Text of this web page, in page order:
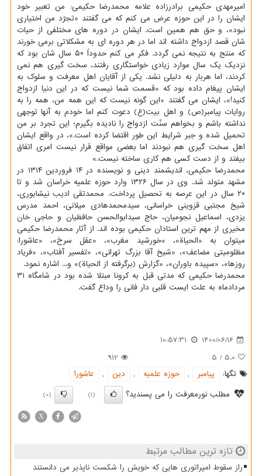
امیرمهدی حکیمی برادرزاده علامه محمدرضا حکیمی: من تعبیر خود
ایشان را در این حوزه عرض می کنم که می گفتند «تجرّد من اختیاری
نبود»، و حق هم همین است. ایشان در دوره های مختلفی از حیات
شان قصد ازدواج داشته اند اما در هر دوره ای به مشکلاتی برمی خورند
که منتج به نتیجه نمی گردد. فکر می کنم حدوداً ۵۰ سال شان بود که
نزدیک یک سال موارد زیادی خواستگاری رفتند، سخت گیری هم نمی
کردند، اما هربار به دلیلی نشد. یکی از آقایان اهل معرفت و سلوک به
ایشان پیغام داده بود که «قسمت شما نیست که در این دنیا ازدواج
کنید!»، ایشان می گفتند «این گونه نیست که این همه من، همه را به
روایات پیامبر(ص) و اهل بیت(ع) دعوت کنم اما خودم به آنها توجهی
نداشته باشم و بخواهم سنّت ازدواج را نادیده بگیرم؛ این تجرد بر من
تحمیل شده و جبر شرایط این طور اقتضا کرده است.»، در واقع ایشان
اهل سخت گیری هم نبودند اما بعضی مواقع قرار نیست امری اتفاق
بیفتد و از دست کسی هم کاری ساخته نیست.»
محمدرضا حکیمی، اندیشمند دینی و نویسنده در ۱۴ فروردین ۱۳۱۴ در
مشهد متولد شد. وی در سال ۱۳۲۶ وارد حوزه علمیه خراسان شد و تا
۲۰ سال در این عرصه به تحصیل پرداخت. محمدتقی ادیب نیشابوری،
شیخ مجتبی قزوینی خراسانی، سیدمحمدهادی میلانی، احمد مدرس
یزدی، اسماعیل نجومیان، حاج سیدابوالحسن حافظیان و حاجی خان
مخیری از مهم ترین استادان حکیمی بوده اند. از آثار محمدرضا حکیمی
میتوان به «الحیاة»، «خورشید مغرب»، «عقل سرخ»، «عاشورا:
مظلومیتی مضاعف»، «شیخ آقا بزرگ تهرانی»، «تفسیر آفتاب»، «فریاد
روزها»، «سپیده باوران»، «گزارش (برگرفته از الحیاة)» و... اشاره نمود.
محمدرضا حکیمی که مدتی قبل به کرونا مبتلا شده بود در شامگاه ۳۱
مردادماه به علت ایست قلبی دار فانی را وداع گفت.
1400/06/16
10:57:31
5.0
/
5
912
تگها:
پیامبر , حوزه علمیه , دین ,
عاشورا
مطلب نورمعرفت را می پسندید؟
(1)
(0)
X
تازه ترین مطالب مرتبط
راز سقوط امپراتوری هایی که خویش را شکست ناپذیر می دانستند